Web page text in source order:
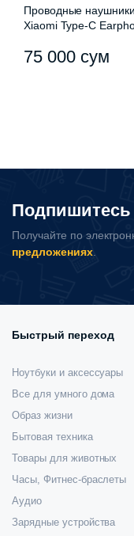
Проводные наушники
Xiaomi Type-C
75 000 сум
Получайте по
предложениях.
Быстрый переход
Ноутбуки и аксессуары
Все для умного дома
Образ жизни
Бытовая техника
Товары для животных
Часы, Фитнес-браслеты
Аудио
Зарядные устройства